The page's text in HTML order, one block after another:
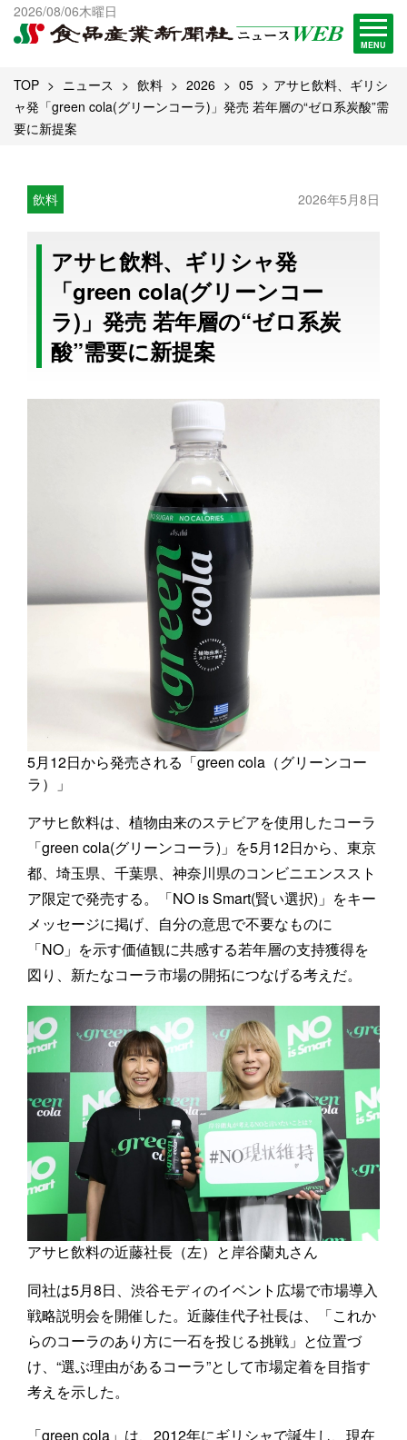
2026/08/06木曜日
MENU
出版物一覧へ
試読・購読申し込み
TOP ニュース 飲料 2026 05
アサヒ飲料、ギリシ
ャ発「green cola(グリーンコーラ)」発売 若年層の“ゼロ系炭酸”需
要に新提案
飲料 2026年5月8日
アサヒ飲料、ギリシャ発
「green cola(グリーンコー
ラ)」発売 若年層の“ゼロ系炭
酸”需要に新提案
5月12日から発売される「green cola（グリーンコー
ラ）」
アサヒ飲料は、植物由来のステビアを使用したコーラ
「green cola(グリーンコーラ)」を5月12日から、東京
都、埼玉県、千葉県、神奈川県のコンビニエンススト
ア限定で発売する。「NO is Smart(賢い選択)」をキー
メッセージに掲げ、自分の意思で不要なものに
「NO」を示す価値観に共感する若年層の支持獲得を
図り、新たなコーラ市場の開拓につなげる考えだ。
アサヒ飲料の近藤社長（左）と岸谷蘭丸さん
同社は5月8日、渋谷モディのイベント広場で市場導入
戦略説明会を開催した。近藤佳代子社長は、「これか
らのコーラのあり方に一石を投じる挑戦」と位置づ
け、“選ぶ理由があるコーラ”として市場定着を目指す
考えを示した。
「green cola」は、2012年にギリシャで誕生し、現在